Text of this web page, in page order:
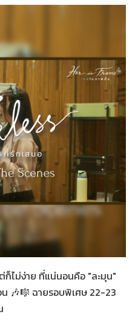
เธอในภาพนั้น
ก็ไม่ง่าย ที่แน่นอนคือ "ละมุน"
🎶🎼 ฉายรอบพิเศษ 22-23